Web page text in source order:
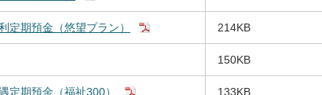
定期預金（悠望プラン） 214KB
150KB
定期預金（福祉300） 133KB